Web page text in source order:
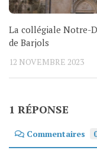
La collégiale Notre-
de Barjols
12 NOVEMBRE 2023
1 RÉPONSE
Commentaires